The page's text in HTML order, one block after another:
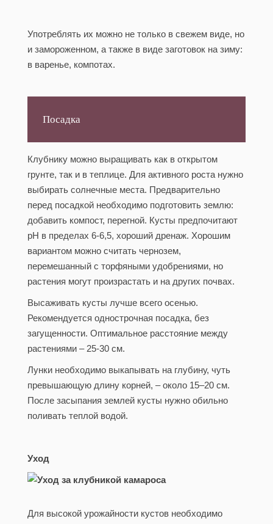
Употреблять их можно не только в свежем виде, но
и замороженном, а также в виде заготовок на зиму:
в варенье, компотах.
Посадка
Клубнику можно выращивать как в открытом
грунте, так и в теплице. Для активного роста нужно
выбирать солнечные места. Предварительно
перед посадкой необходимо подготовить землю:
добавить компост, перегной. Кусты предпочитают
рН в пределах 6-6,5, хороший дренаж. Хорошим
вариантом можно считать чернозем,
перемешанный с торфяными удобрениями, но
растения могут произрастать и на других почвах.
Высаживать кусты лучше всего осенью.
Рекомендуется однострочная посадка, без
загущенности. Оптимальное расстояние между
растениями – 25-30 см.
Лунки необходимо выкапывать на глубину, чуть
превышающую длину корней, – около 15–20 см.
После засыпания землей кусты нужно обильно
поливать теплой водой.
Уход
Для высокой урожайности кустов необходимо